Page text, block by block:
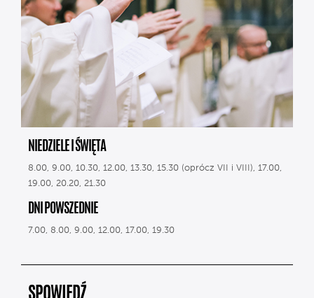
NIEDZIELE I ŚWIĘTA
8.00, 9.00, 10.30, 12.00, 13.30, 15.30 (oprócz VII i VIII), 17.00,
19.00, 20.20, 21.30
DNI POWSZEDNIE
7.00, 8.00, 9.00, 12.00, 17.00, 19.30